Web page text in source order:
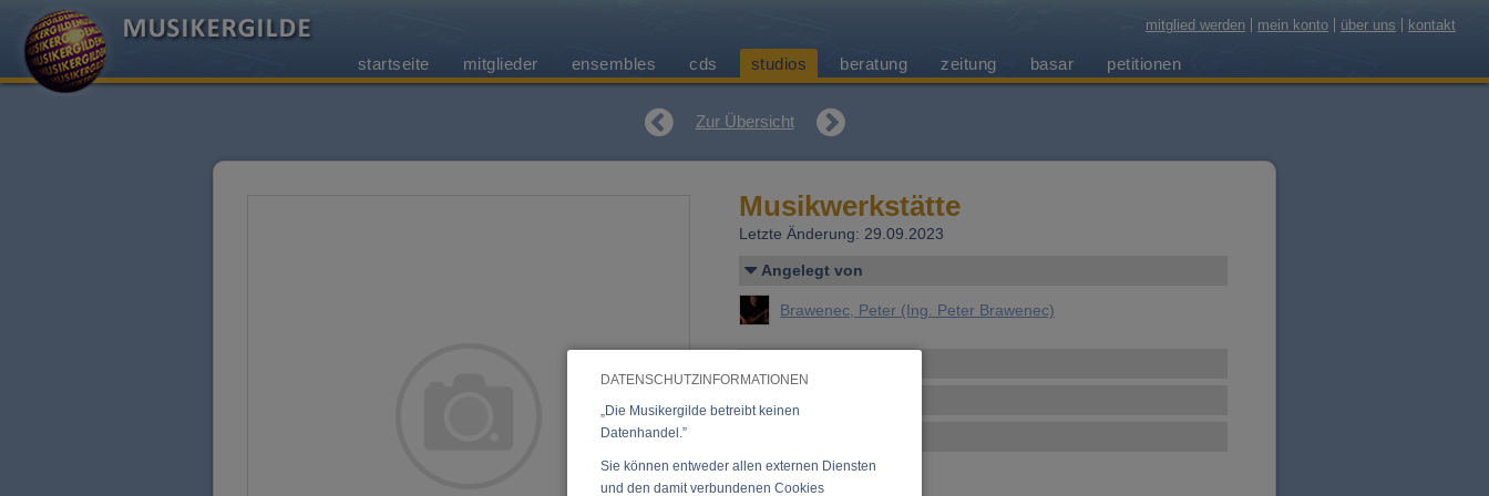
DATENSCHUTZINFORMATIONEN
„Die Musikergilde betreibt keinen
Datenhandel.”
Sie können entweder allen externen Diensten
und den damit verbundenen Cookies
mitglied werden mein konto über uns kontakt
startseite mitglieder ensembles cds studios beratung zeitung basar petitionen
Zur Übersicht
Musikwerkstätte
Letzte Änderung: 29.09.2023
Angelegt von
Brawenec, Peter (Ing. Peter Brawenec)